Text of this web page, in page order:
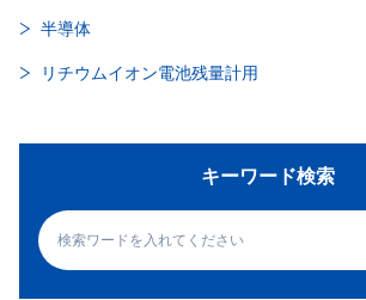
半導体
リチウムイオン電池残量計用
キーワード検索